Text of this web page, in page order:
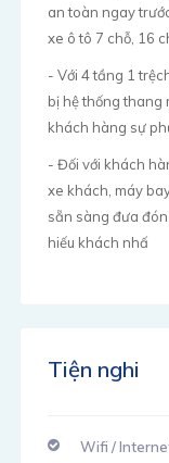
an toàn ngay
xe ô tô 7 chỗ, 16
- Với 4 tầng 1
bị hệ thống thang
khách hàng sự
- Đối với khách
xe khách, máy
sẵn sàng đưa
hiếu khách nhấ
Tiện nghi
Wifi /